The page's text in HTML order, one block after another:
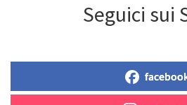
Seguici sui